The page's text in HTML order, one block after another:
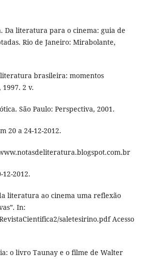
Da literatura para o cinema: guia de
Rio de Janeiro: Mirabolante,
brasileira: momentos
2 v.
São Paulo: Perspectiva, 2001.
20 a 24-12-2012.
2012.
literatura ao cinema uma reflexão
In:
saletesirino.pdf Acesso
o livro Taunay e o filme de Walter